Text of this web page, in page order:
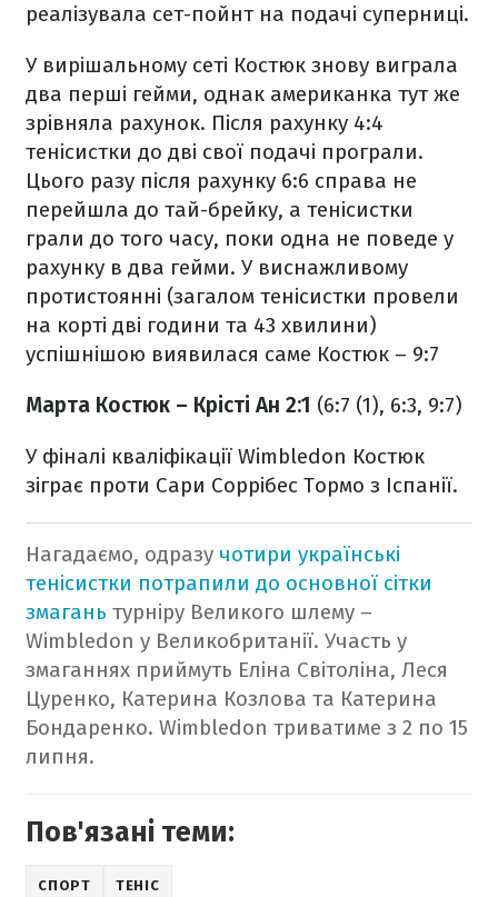
реалізувала сет-пойнт на подачі суперниці.
У вирішальному сеті Костюк знову виграла
два перші гейми, однак американка тут же
зрівняла рахунок. Після рахунку 4:4
тенісистки до дві свої подачі програли.
Цього разу після рахунку 6:6 справа не
перейшла до тай-брейку, а тенісистки
грали до того часу, поки одна не поведе у
рахунку в два гейми. У виснажливому
протистоянні (загалом тенісистки провели
на корті дві години та 43 хвилини)
успішнішою виявилася саме Костюк – 9:7
Марта Костюк – Крісті Ан 2:1 (6:7 (1), 6:3, 9:7)
У фіналі кваліфікації Wimbledon Костюк
зіграє проти Сари Соррібес Тормо з Іспанії.
Нагадаємо, одразу чотири українські
тенісистки потрапили до основної сітки
змагань турніру Великого шлему –
Wimbledon у Великобританії. Участь у
змаганнях приймуть Еліна Світоліна, Леся
Цуренко, Катерина Козлова та Катерина
Бондаренко. Wimbledon триватиме з 2 по 15
липня.
Пов'язані теми:
СПОРТ ТЕНІС